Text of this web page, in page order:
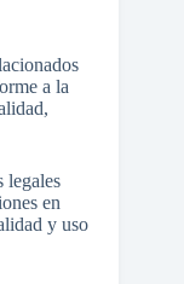
a la
legales
en
y uso